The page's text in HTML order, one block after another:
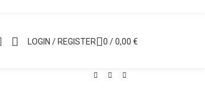
LOGIN / REGISTER 0 /0,00 €